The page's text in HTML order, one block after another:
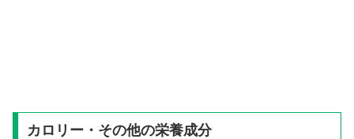
カロリー・その他の栄養成分